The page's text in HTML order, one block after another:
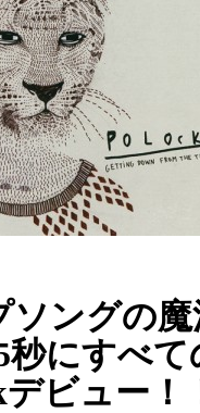
ソングの
秒にすべ
ビュー！